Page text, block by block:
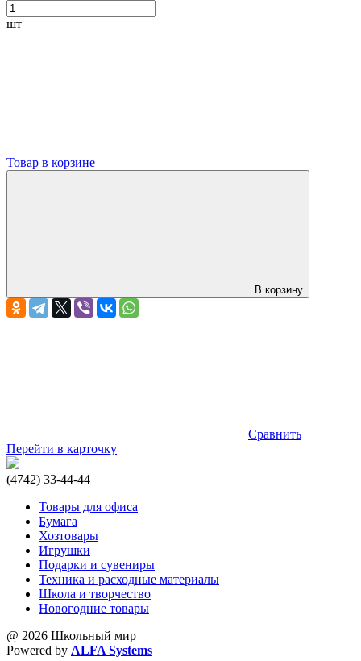
шт
Товар в корзине
В корзину
Сравнить
Перейти в карточку
(4742) 33-44-44
Товары для офиса
Бумага
Хозтовары
Игрушки
Подарки и сувениры
Техника и расходные материалы
Школа и творчество
Новогодние товары
@ 2026 Школьный мир
Powered by ALFA Systems